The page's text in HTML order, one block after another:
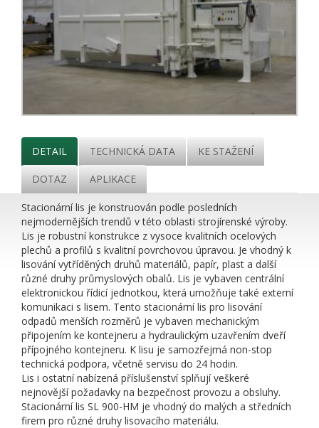
DETAIL TECHNICKÁ DATA KE STAŽENÍ
DOTAZ APLIKACE
Stacionární lis je konstruován podle posledních
nejmodernějších trendů v této oblasti strojírenské výroby.
Lis je robustní konstrukce z vysoce kvalitních ocelových
plechů a profilů s kvalitní povrchovou úpravou. Je vhodný k
lisování vytříděných druhů materiálů, papír, plast a další
různé druhy průmyslových obalů. Lis je vybaven centrální
elektronickou řídicí jednotkou, která umožňuje také externí
komunikaci s lisem. Tento stacionární lis pro lisování
odpadů menších rozměrů je vybaven mechanickým
připojením ke kontejneru a hydraulickým uzavřením dveří
přípojného kontejneru. K lisu je samozřejmá non-stop
technická podpora, včetně servisu do 24 hodin.
Lis i ostatní nabízená příslušenství splňují veškeré
nejnovější požadavky na bezpečnost provozu a obsluhy.
Stacionární lis SL 900-HM je vhodný do malých a středních
firem pro různé druhy lisovacího materiálu.